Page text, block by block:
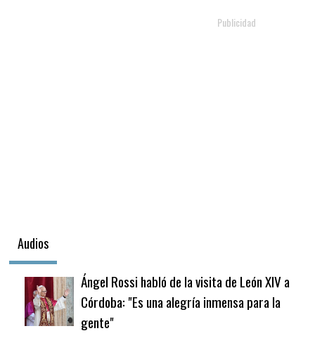
Audios
Ángel Rossi habló de la visita de León XIV a
Córdoba: "Es una alegría inmensa para la
gente"